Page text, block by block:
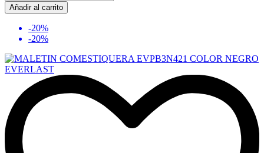
Añadir al carrito
-20%
-20%